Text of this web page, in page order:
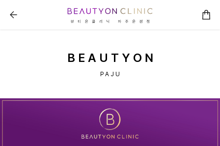
뷰티온의원 파주운정점 :: 병원소개
B E A U T Y O N
P A J U